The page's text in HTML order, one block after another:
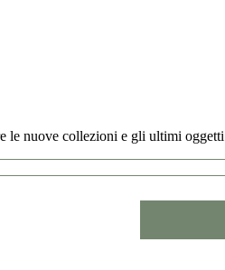
le nuove collezioni e gli ultimi